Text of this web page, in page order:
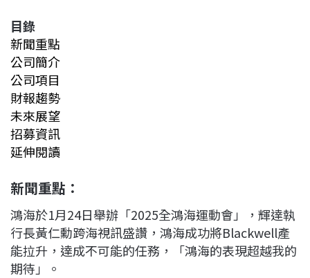
目錄
新聞重點
公司簡介
公司項目
財報趨勢
未來展望
招募資訊
延伸閱讀
新聞重點：
鴻海於1月24日舉辦「2025全鴻海運動會」，輝達執
行長黃仁勳跨海視訊盛讚，鴻海成功將Blackwell產
能拉升，達成不可能的任務，「鴻海的表現超越我的
期待」。